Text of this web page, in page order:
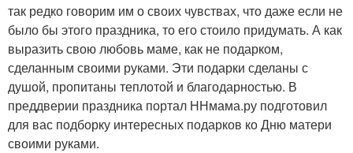
так редко говорим им о своих чувствах, что даже если не
было бы этого праздника, то его стоило придумать. А как
выразить свою любовь маме, как не подарком,
сделанным своими руками. Эти подарки сделаны с
душой, пропитаны теплотой и благодарностью. В
преддверии праздника портал ННмама.ру подготовил
для вас подборку интересных подарков ко Дню матери
своими руками.